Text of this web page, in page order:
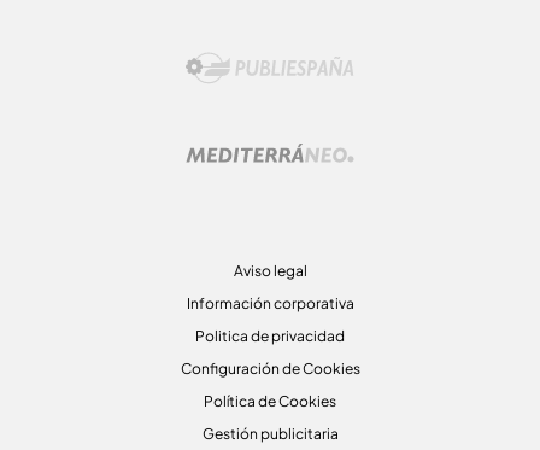
Aviso legal
Información corporativa
Politica de privacidad
Configuración de Cookies
Política de Cookies
Gestión publicitaria